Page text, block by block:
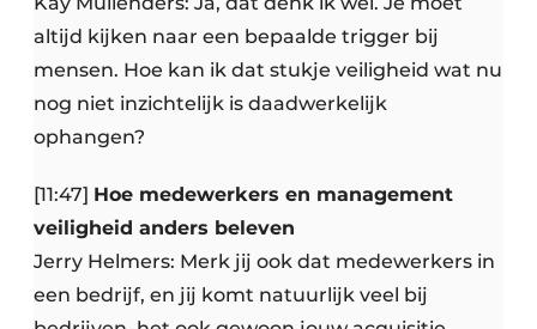
altijd kijken naar een bepaalde trigger bij
mensen. Hoe kan ik dat stukje veiligheid wat nu
nog niet inzichtelijk is daadwerkelijk
ophangen?
[11:47] Hoe medewerkers en management
veiligheid anders beleven
Jerry Helmers: Merk jij ook dat medewerkers in
een bedrijf, en jij komt natuurlijk veel bij